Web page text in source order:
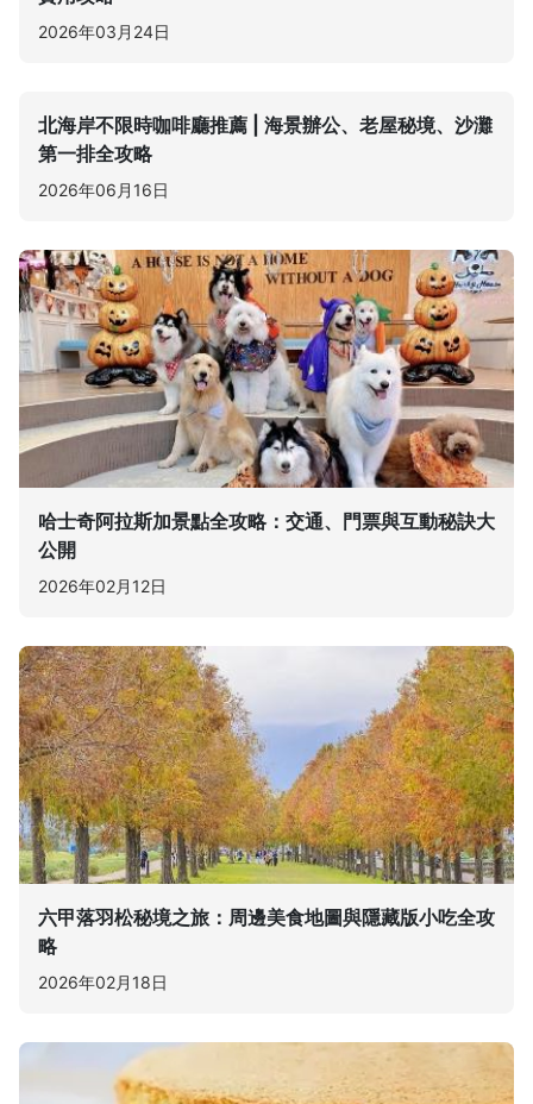
2026年03月24日
北海岸不限時咖啡廳推薦 | 海景辦公、老屋秘境、沙灘
第一排全攻略
2026年06月16日
哈士奇阿拉斯加景點全攻略：交通、門票與互動秘訣大
公開
2026年02月12日
六甲落羽松秘境之旅：周邊美食地圖與隱藏版小吃全攻
略
2026年02月18日